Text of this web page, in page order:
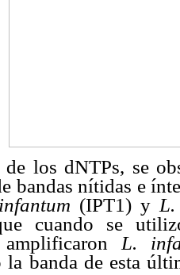
de los dNTPs, se
bandas nítidas e
(IPT1) y
cuando se
amplificaron L.
la banda de esta